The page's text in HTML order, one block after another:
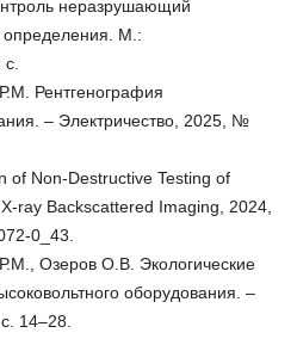
неразрушающий
М.:
Рентгенография
– Электричество, 2025, №
of Non-Destructive Testing of
ray Backscattered Imaging, 2024,
0_43.
Озеров О.В. Экологические
оборудования. –
14–28.